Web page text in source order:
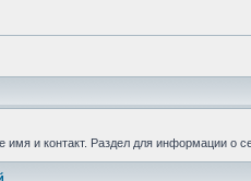
имя и контакт. Раздел для информации о